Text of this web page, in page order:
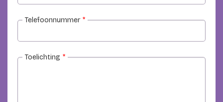
Telefoonnummer *
Toelichting *